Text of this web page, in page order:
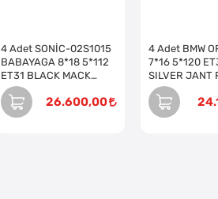
4 Adet SONİC-02S1015
BABAYAGA 8*18 5*112
ET31 BLACK MACK
JANT REVİZE EDİLMİŞ
(Takım)
26.600,00
4 Adet BMW
7*16 5*120
SILVER JANT
EDİLMİŞ